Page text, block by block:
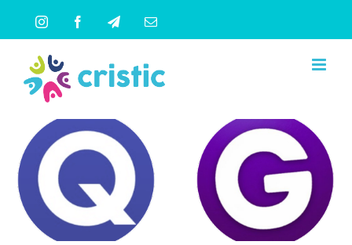
contenido
InstagramFacebookTelegramCorreo
Quizlet Gimkit